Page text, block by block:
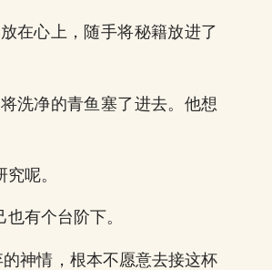
在心上，随手将秘籍放进了
洗净的青鱼塞了进去。他想
呢。
有个台阶下。
神情，根本不愿意去接这杯